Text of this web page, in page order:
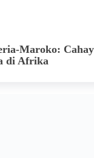
Maroko:
di Afrika